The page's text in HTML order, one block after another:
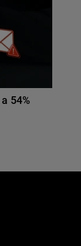
54%